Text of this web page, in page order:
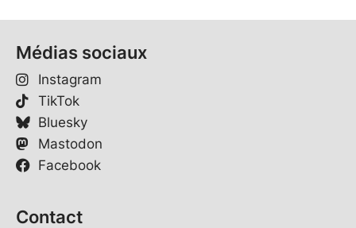
Médias sociaux
Instagram
TikTok
Bluesky
Mastodon
Facebook
Contact